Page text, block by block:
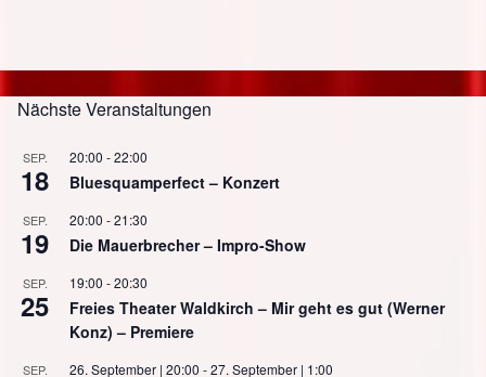
Nächste Veranstaltungen
SEP.
18
20:00 -22:00
Bluesquamperfect – Konzert
SEP.
19
20:00 -21:30
Die Mauerbrecher – Impro-Show
SEP.
25
19:00 -20:30
Freies Theater Waldkirch – Mir geht es gut (Werner
Konz) – Premiere
SEP. 26. September | 20:00 -27. September | 1:00